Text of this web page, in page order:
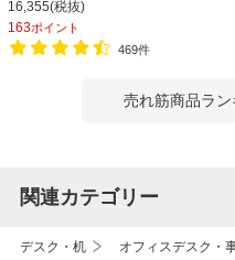
16,355(税抜)
163ポイント
469件
売れ筋商品ラ
関連カテゴリー
デスク・机 オフィスデスク・